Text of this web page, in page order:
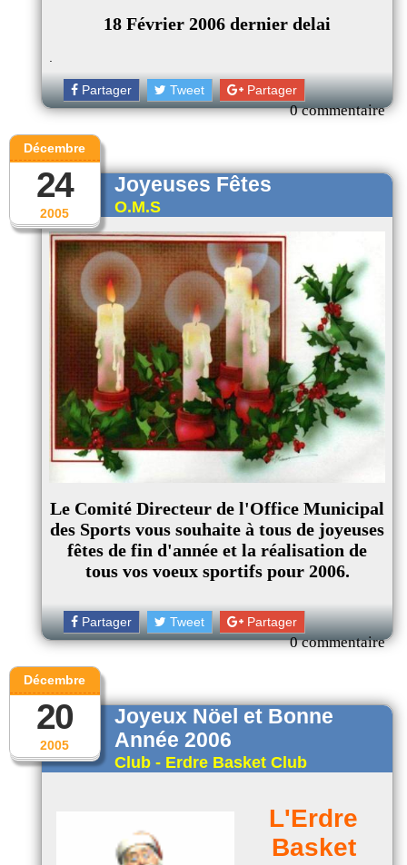
18 Février 2006 dernier delai
Partager Tweet Partager
0 commentaire
2005
Décembre
24 Joyeuses Fêtes
O.M.S
Le Comité Directeur de l'Office Municipal
des Sports vous souhaite à tous de joyeuses
fêtes de fin d'année et la réalisation de
tous vos voeux sportifs pour 2006.
Partager Tweet Partager
0 commentaire
2005
Décembre
20
Joyeux Nöel et Bonne
Année 2006
Club - Erdre Basket Club
L'Erdre
Basket